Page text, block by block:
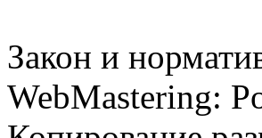
Закон и
WebMastering: